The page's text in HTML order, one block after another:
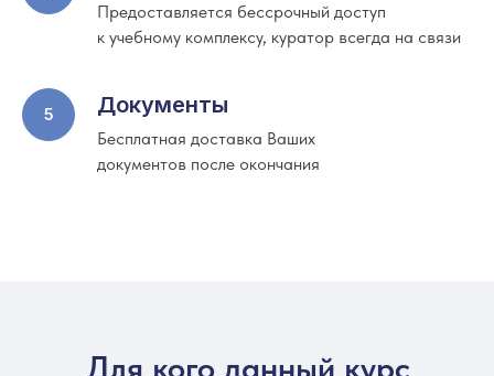
Предоставляется бессрочный доступ
к учебному комплексу, куратор всегда на связи
Документы
Бесплатная доставка Ваших
документов после окончания
Для кого данный курс